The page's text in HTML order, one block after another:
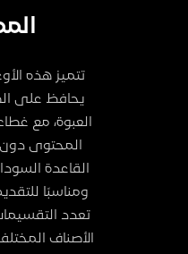
تتميز هذه
يحافظ على
العبوة، مع
المحتوى
القاعدة
ومناسبًا
تعدد
الأصناف